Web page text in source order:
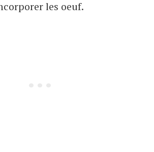
les oeuf.